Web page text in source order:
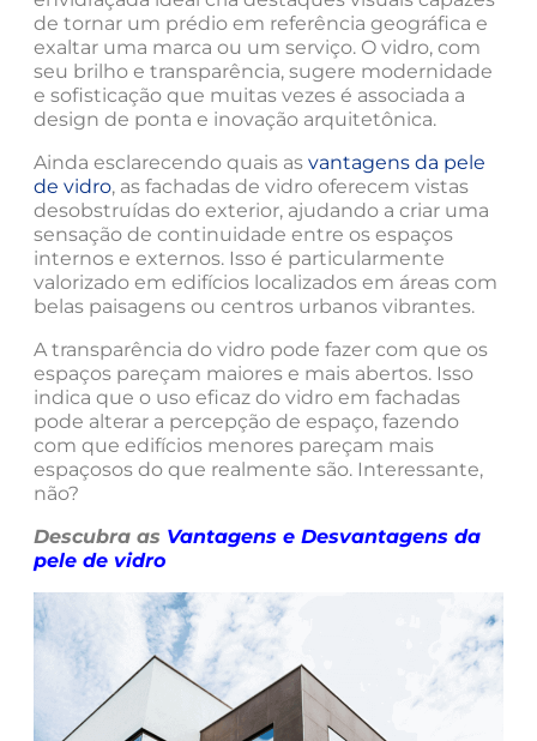
de tornar um prédio em referência geográfica e
exaltar uma marca ou um serviço. O vidro, com
seu brilho e transparência, sugere modernidade
e sofisticação que muitas vezes é associada a
design de ponta e inovação arquitetônica.
Ainda esclarecendo quais as vantagens da pele
de vidro, as fachadas de vidro oferecem vistas
desobstruídas do exterior, ajudando a criar uma
sensação de continuidade entre os espaços
internos e externos. Isso é particularmente
valorizado em edifícios localizados em áreas com
belas paisagens ou centros urbanos vibrantes.
A transparência do vidro pode fazer com que os
espaços pareçam maiores e mais abertos. Isso
indica que o uso eficaz do vidro em fachadas
pode alterar a percepção de espaço, fazendo
com que edifícios menores pareçam mais
espaçosos do que realmente são. Interessante,
não?
Descubra as Vantagens e Desvantagens da
pele de vidro